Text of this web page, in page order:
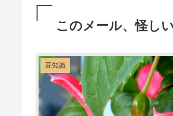
このメール、怪し
豆知識